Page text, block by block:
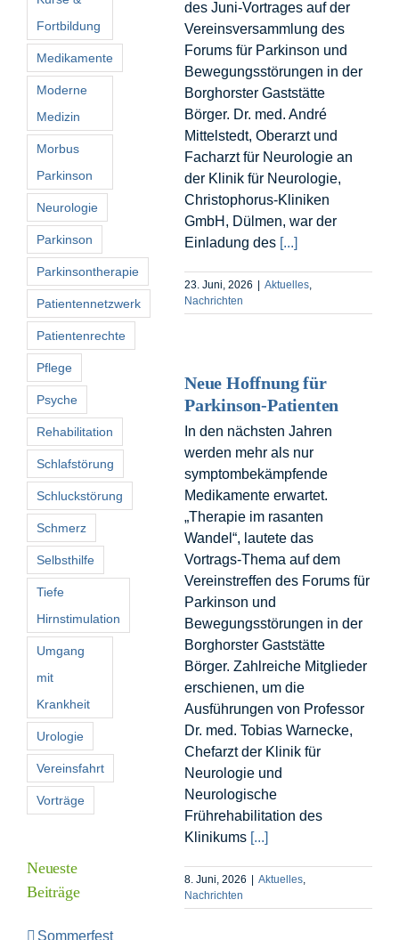
des Juni-Vortrages auf der
Vereinsversammlung des
Forums für Parkinson und
Bewegungsstörungen in der
Borghorster Gaststätte
Börger. Dr. med. André
Mittelstedt, Oberarzt und
Facharzt für Neurologie an
der Klinik für Neurologie,
Christophorus-Kliniken
GmbH, Dülmen, war der
Einladung des [...]
23. Juni, 2026 Aktuelles,
Nachrichten
Neue Hoffnung für
Parkinson-Patienten
In den nächsten Jahren
werden mehr als nur
symptombekämpfende
Medikamente erwartet.
„Therapie im rasanten
Wandel“, lautete das
Vortrags-Thema auf dem
Vereinstreffen des Forums für
Parkinson und
Bewegungsstörungen in der
Borghorster Gaststätte
Börger. Zahlreiche Mitglieder
erschienen, um die
Ausführungen von Professor
Dr. med. Tobias Warnecke,
Chefarzt der Klinik für
Neurologie und
Neurologische
Frührehabilitation des
Klinikums [...]
8. Juni, 2026 Aktuelles,
Nachrichten
Fortbildung
Medikamente
Moderne
Medizin
Morbus
Parkinson
Neurologie
Parkinson
Parkinsontherapie
Patientennetzwerk
Patientenrechte
Pflege
Psyche
Rehabilitation
Schlafstörung
Schluckstörung
Schmerz
Selbsthilfe
Tiefe
Hirnstimulation
Umgang
mit
Krankheit
Urologie
Vereinsfahrt
Vorträge
Neueste
Beiträge
Sommerfest